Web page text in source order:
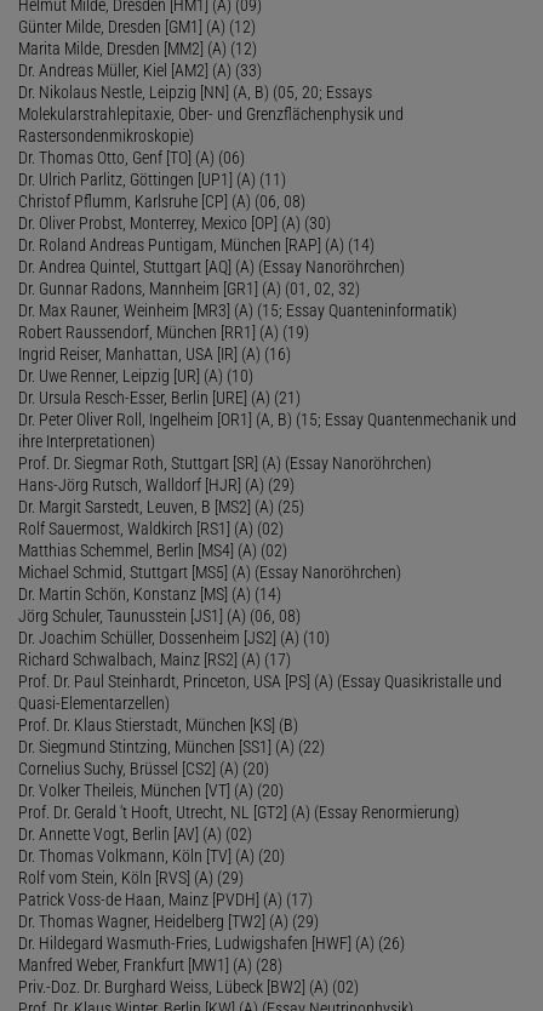
Helmut Milde, Dresden [HM1] (A) (09)
Günter Milde, Dresden [GM1] (A) (12)
Marita Milde, Dresden [MM2] (A) (12)
Dr. Andreas Müller, Kiel [AM2] (A) (33)
Dr. Nikolaus Nestle, Leipzig [NN] (A, B) (05, 20; Essays
Molekularstrahlepitaxie, Ober- und Grenzflächenphysik und
Rastersondenmikroskopie)
Dr. Thomas Otto, Genf [TO] (A) (06)
Dr. Ulrich Parlitz, Göttingen [UP1] (A) (11)
Christof Pflumm, Karlsruhe [CP] (A) (06, 08)
Dr. Oliver Probst, Monterrey, Mexico [OP] (A) (30)
Dr. Roland Andreas Puntigam, München [RAP] (A) (14)
Dr. Andrea Quintel, Stuttgart [AQ] (A) (Essay Nanoröhrchen)
Dr. Gunnar Radons, Mannheim [GR1] (A) (01, 02, 32)
Dr. Max Rauner, Weinheim [MR3] (A) (15; Essay Quanteninformatik)
Robert Raussendorf, München [RR1] (A) (19)
Ingrid Reiser, Manhattan, USA [IR] (A) (16)
Dr. Uwe Renner, Leipzig [UR] (A) (10)
Dr. Ursula Resch-Esser, Berlin [URE] (A) (21)
Dr. Peter Oliver Roll, Ingelheim [OR1] (A, B) (15; Essay Quantenmechanik und
ihre Interpretationen)
Prof. Dr. Siegmar Roth, Stuttgart [SR] (A) (Essay Nanoröhrchen)
Hans-Jörg Rutsch, Walldorf [HJR] (A) (29)
Dr. Margit Sarstedt, Leuven, B [MS2] (A) (25)
Rolf Sauermost, Waldkirch [RS1] (A) (02)
Matthias Schemmel, Berlin [MS4] (A) (02)
Michael Schmid, Stuttgart [MS5] (A) (Essay Nanoröhrchen)
Dr. Martin Schön, Konstanz [MS] (A) (14)
Jörg Schuler, Taunusstein [JS1] (A) (06, 08)
Dr. Joachim Schüller, Dossenheim [JS2] (A) (10)
Richard Schwalbach, Mainz [RS2] (A) (17)
Prof. Dr. Paul Steinhardt, Princeton, USA [PS] (A) (Essay Quasikristalle und
Quasi-Elementarzellen)
Prof. Dr. Klaus Stierstadt, München [KS] (B)
Dr. Siegmund Stintzing, München [SS1] (A) (22)
Cornelius Suchy, Brüssel [CS2] (A) (20)
Dr. Volker Theileis, München [VT] (A) (20)
Prof. Dr. Gerald 't Hooft, Utrecht, NL [GT2] (A) (Essay Renormierung)
Dr. Annette Vogt, Berlin [AV] (A) (02)
Dr. Thomas Volkmann, Köln [TV] (A) (20)
Rolf vom Stein, Köln [RVS] (A) (29)
Patrick Voss-de Haan, Mainz [PVDH] (A) (17)
Dr. Thomas Wagner, Heidelberg [TW2] (A) (29)
Dr. Hildegard Wasmuth-Fries, Ludwigshafen [HWF] (A) (26)
Manfred Weber, Frankfurt [MW1] (A) (28)
Priv.-Doz. Dr. Burghard Weiss, Lübeck [BW2] (A) (02)